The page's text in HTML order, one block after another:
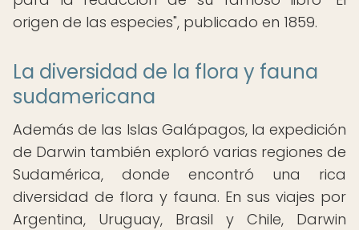
origen de las especies", publicado en 1859.
La diversidad de la flora y fauna
sudamericana
Además de las Islas Galápagos, la expedición
de Darwin también exploró varias regiones de
Sudamérica, donde encontró una rica
diversidad de flora y fauna. En sus viajes por
Argentina, Uruguay, Brasil y Chile, Darwin